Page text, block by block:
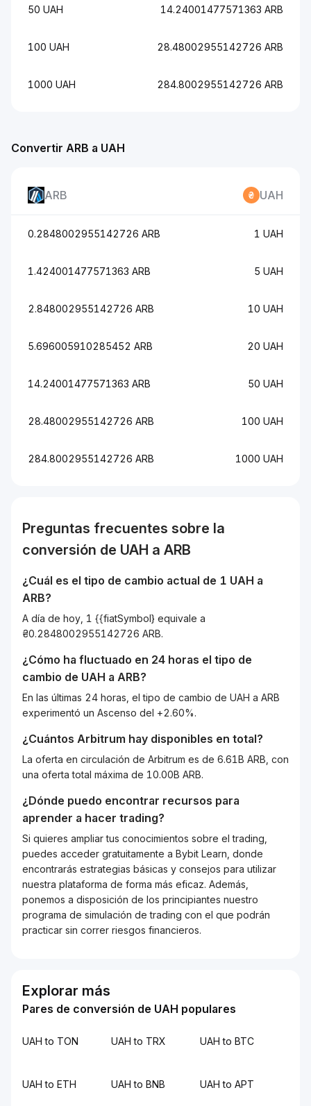
Convertir ARB a UAH
ARB UAH
0.2848002955142726 ARB 1 UAH
1.424001477571363 ARB 5 UAH
2.848002955142726 ARB 10 UAH
5.696005910285452 ARB 20 UAH
14.24001477571363 ARB 50 UAH
28.48002955142726 ARB 100 UAH
284.8002955142726 ARB 1000 UAH
50 UAH 14.24001477571363 ARB
100 UAH 28.48002955142726 ARB
1000 UAH 284.8002955142726 ARB
Preguntas frecuentes sobre la
conversión de UAH a ARB
¿Cuál es el tipo de cambio actual de 1 UAH a
ARB?
A día de hoy, 1 {{fiatSymbol} equivale a
₴0.2848002955142726 ARB.
¿Cómo ha fluctuado en 24 horas el tipo de
cambio de UAH a ARB?
En las últimas 24 horas, el tipo de cambio de UAH a ARB
experimentó un Ascenso del +2.60%.
¿Cuántos Arbitrum hay disponibles en total?
La oferta en circulación de Arbitrum es de 6.61B ARB, con
una oferta total máxima de 10.00B ARB.
¿Dónde puedo encontrar recursos para
aprender a hacer trading?
Si quieres ampliar tus conocimientos sobre el trading,
puedes acceder gratuitamente a Bybit Learn, donde
encontrarás estrategias básicas y consejos para utilizar
nuestra plataforma de forma más eficaz. Además,
ponemos a disposición de los principiantes nuestro
programa de simulación de trading con el que podrán
practicar sin correr riesgos financieros.
Explorar más
Pares de conversión de UAH populares
UAH to TON UAH to TRX UAH to BTC
UAH to ETH UAH to BNB UAH to APT